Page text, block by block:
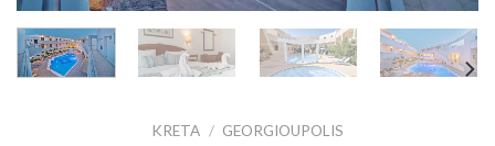
KRETA / GEORGIOUPOLIS